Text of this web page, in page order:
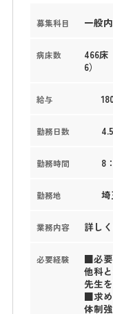
募集科目 一般
病床数
466床
6）
給与
勤務日数
勤務時間 8
勤務地
業務内容 詳し
必要経験
■必
他科
先生
■求
体制